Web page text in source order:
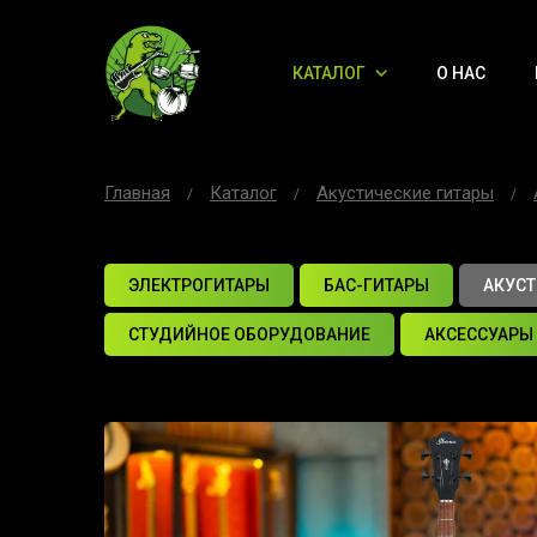
КАТАЛОГ О НАС
Главная Каталог Акустические гитары
ЭЛЕКТРОГИТАРЫ БАС-ГИТАРЫ
СТУДИЙНОЕ ОБОРУДОВАНИЕ АКСЕССУАРЫ